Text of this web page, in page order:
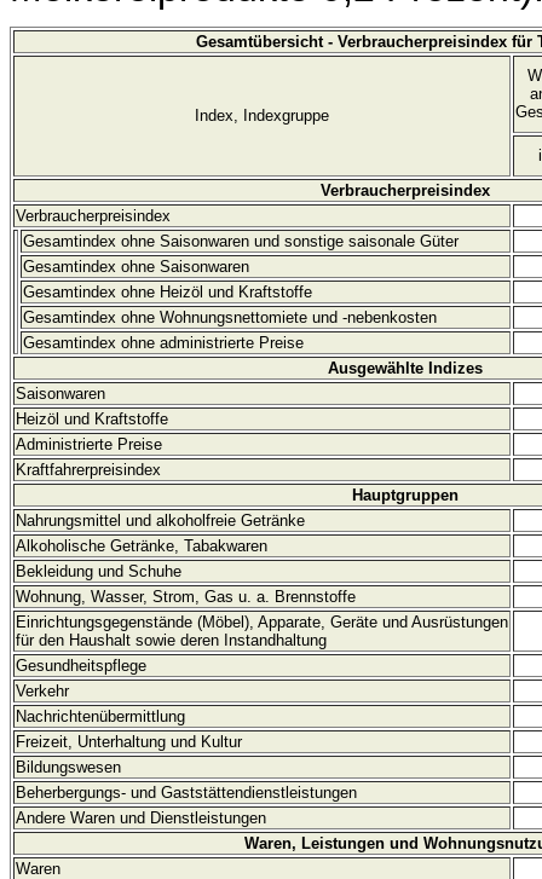
Gesamtübersicht - Verbraucherpreisindex für
Index, Indexgruppe
Verbraucherpreisindex
Verbraucherpreisindex
Gesamtindex ohne Saisonwaren und sonstige saisonale Güter
Gesamtindex ohne Saisonwaren
Gesamtindex ohne Heizöl und Kraftstoffe
Gesamtindex ohne Wohnungsnettomiete und -nebenkosten
Gesamtindex ohne administrierte Preise
Ausgewählte Indizes
Saisonwaren
Heizöl und Kraftstoffe
Administrierte Preise
Kraftfahrerpreisindex
Hauptgruppen
Nahrungsmittel und alkoholfreie Getränke
Alkoholische Getränke, Tabakwaren
Bekleidung und Schuhe
Wohnung, Wasser, Strom, Gas u. a. Brennstoffe
Einrichtungsgegenstände (Möbel), Apparate, Geräte und Ausrüstungen
für den Haushalt sowie deren Instandhaltung
Gesundheitspflege
Verkehr
Nachrichtenübermittlung
Freizeit, Unterhaltung und Kultur
Bildungswesen
Beherbergungs- und Gaststättendienstleistungen
Andere Waren und Dienstleistungen
Waren, Leistungen und
Waren